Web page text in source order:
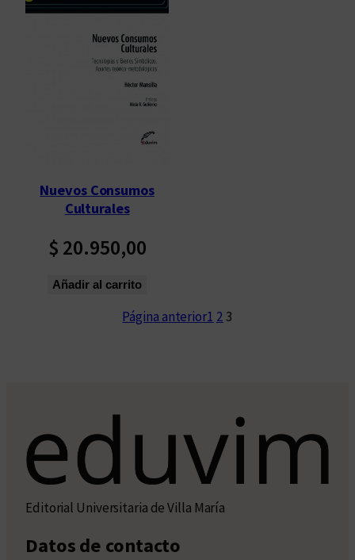
Nuevos Consumos
Culturales
$ 20.950,00
Añadir al carrito
Página anterior1 23
Editorial Universitaria de Villa María
Datos de contacto